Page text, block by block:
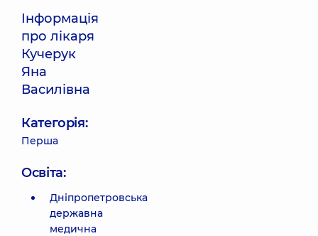
Інформація
про лікаря
Кучерук
Яна
Василівна
Категорія:
Перша
Освіта:
Дніпропетровська
державна
медична